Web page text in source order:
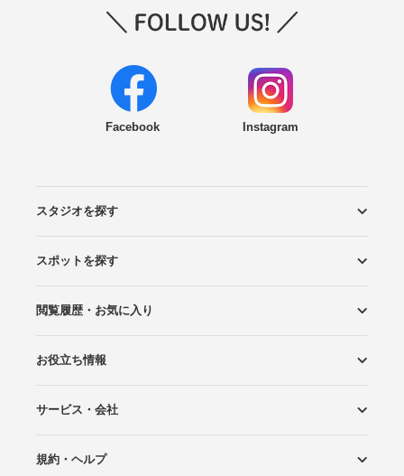
Facebook Instagram
スタジオを探す
エリアから探す
こだわりから探す
NEW PHOTO STYLE
プランから探す
フォトタイプ診断
フォトグラファーから探す
国内リゾートから探す
スポットを探す
ロケーションから探す
スタジオから探す
閲覧履歴・お気に入り
閲覧スタジオ
お気に入り
お役立ち情報
Wedding Photo マガジン
はじめてガイド
サービス・会社
Photoraitとは
スタジオの掲載について
お問い合わせ
運営会社
サイトマップ
規約・ヘルプ